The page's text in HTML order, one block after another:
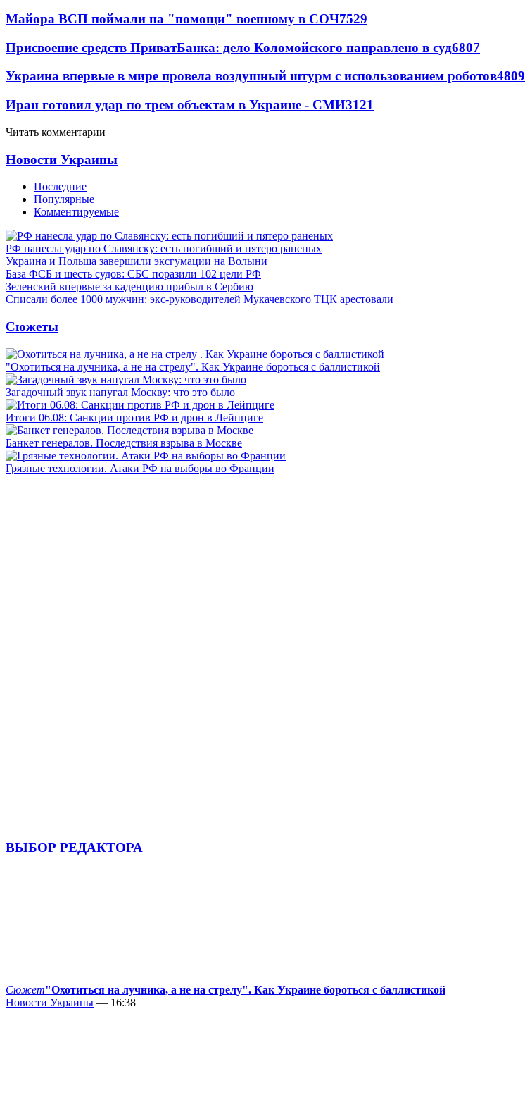
Майора ВСП поймали на "помощи" военному в СОЧ7529
Присвоение средств ПриватБанка: дело Коломойского направлено в суд6807
Украина впервые в мире провела воздушный штурм с использованием роботов4809
Иран готовил удар по трем объектам в Украине - СМИ3121
Читать комментарии
Новости Украины
Последние
Популярные
Комментируемые
РФ нанесла удар по Славянску: есть погибший и пятеро раненых
Украина и Польша завершили эксгумации на Волыни
База ФСБ и шесть судов: СБС поразили 102 цели РФ
Зеленский впервые за каденцию прибыл в Сербию
Списали более 1000 мужчин: экс-руководителей Мукачевского ТЦК арестовали
Сюжеты
"Охотиться на лучника, а не на стрелу". Как Украине бороться с баллистикой
Загадочный звук напугал Москву: что это было
Итоги 06.08: Санкции против РФ и дрон в Лейпциге
Банкет генералов. Последствия взрыва в Москве
Грязные технологии. Атаки РФ на выборы во Франции
ВЫБОР РЕДАКТОРА
Сюжет"Охотиться на лучника, а не на стрелу". Как Украине бороться с баллистикой
Новости Украины — 16:38